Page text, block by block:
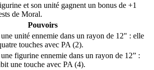
et son unité gagnent un bonus de +1
de Moral.
Pouvoirs
unité ennemie dans un rayon de 12" : elle
touches avec PA (2).
figurine ennemie dans un rayon de 12” :
une touche avec PA (4).